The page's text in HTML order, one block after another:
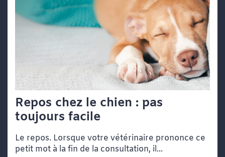
Repos chez le chien : pas
toujours facile
Le repos. Lorsque votre vétérinaire prononce ce
petit mot à la fin de la consultation, il...